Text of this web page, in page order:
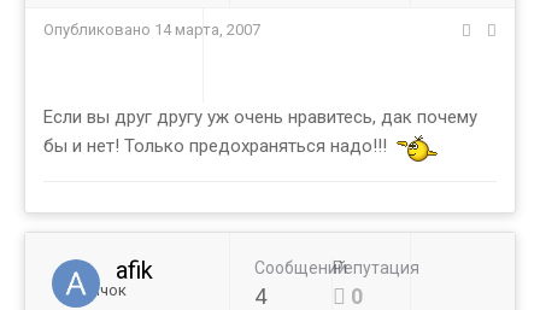
Опубликовано 14 марта, 2007
Если вы друг другу уж очень нравитесь, дак почему
бы и нет! Только предохраняться надо!!!
afik
Новичок
Сообщений
4
Репутация
0